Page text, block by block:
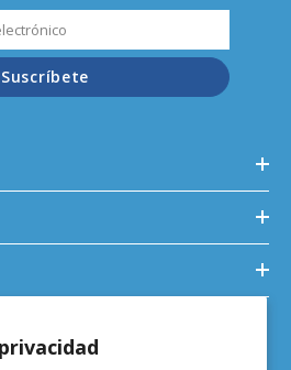
Suscríbete